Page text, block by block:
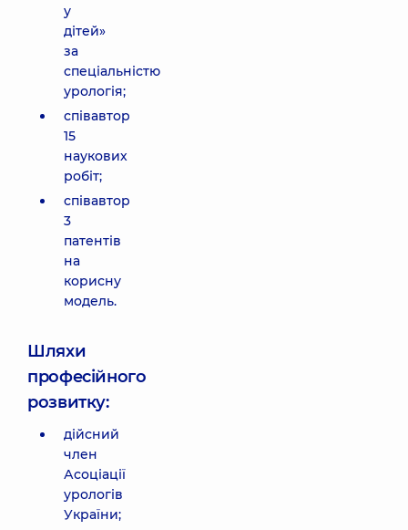
у
дітей»
за
спеціальністю
урологія;
співавтор
15
наукових
робіт;
співавтор
3
патентів
на
корисну
модель.
Шляхи
професійного
розвитку:
дійсний
член
Асоціації
урологів
України;